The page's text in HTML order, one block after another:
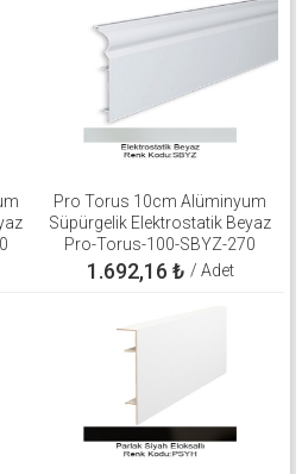
Pro Torus 10cm Alüminyum
Süpürgelik Elektrostatik Beyaz
Pro-Torus-100-SBYZ-270
1.692,16 ₺ / Adet